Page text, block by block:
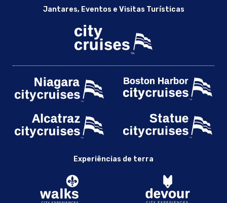
Jantares, Eventos e Visitas Turísticas
Experiências de terra